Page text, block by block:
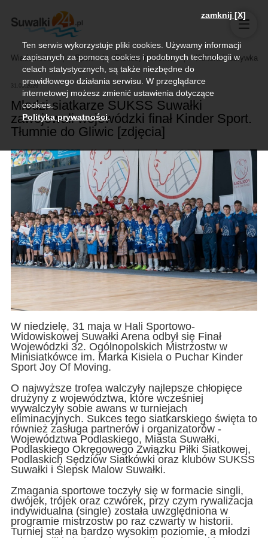
Wiadomości Sport Biznes, rolnictwo Kultura i rozrywka
31.05.2026
Młodzi siatkarze SUKSS Suwałki
zawojowali wojewódzki finał Kinder Sport.
Tłumnie do Gliwic [zdjęcia]
W niedzielę, 31 maja w Hali Sportowo-
Widowiskowej Suwałki Arena odbył się Finał
Wojewódzki 32. Ogólnopolskich Mistrzostw w
Minisiatkówce im. Marka Kisiela o Puchar Kinder
Sport Joy Of Moving.
O najwyższe trofea walczyły najlepsze chłopięce
drużyny z województwa, które wcześniej
wywalczyły sobie awans w turniejach
eliminacyjnych. Sukces tego siatkarskiego święta to
również zasługa partnerów i organizatorów -
Województwa Podlaskiego, Miasta Suwałki,
Podlaskiego Okręgowego Związku Piłki Siatkowej,
Podlaskich Sędziów Siatkówki oraz klubów SUKSS
Suwałki i Ślepsk Malow Suwałki.
Zmagania sportowe toczyły się w formacie singli,
dwójek, trójek oraz czwórek, przy czym rywalizacja
indywidualna (single) została uwzględniona w
programie mistrzostw po raz czwarty w historii.
Turniej stał na bardzo wysokim poziomie, a młodzi
zamknij [X]
Ten serwis wykorzystuje pliki cookies. Używamy informacji
zapisanych za pomocą cookies i podobnych technologii w
celach statystycznych, są także niezbędne do
prawidłowego działania serwisu. W przeglądarce
internetowej możesz zmienić ustawienia dotyczące
cookies.
Polityka prywatności.